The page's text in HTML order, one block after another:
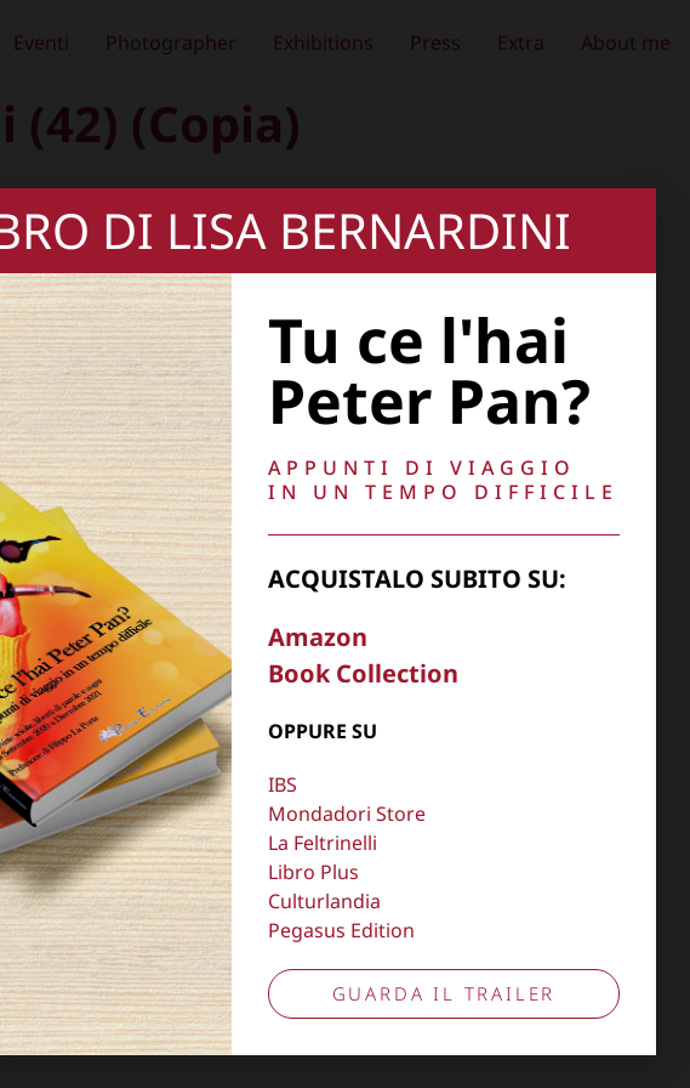
Eventi Photographer Exhibitions Press Extra About me
(Copia)
Copyright © 2026 Lisa Bernardini – P.IVA 14910741009
Cookie PolicyPrivacy Policy
Aggiorna preferenze tracciamento
DI LISA BERNARDINI
Tu ce l'hai
Peter Pan?
APPUNTI DI VIAGGIO
IN UN TEMPO DIFFICILE
ACQUISTALO SUBITO SU:
Amazon
Book Collection
OPPURE SU
IBS
Mondadori Store
La Feltrinelli
Libro Plus
Culturlandia
Pegasus Edition
GUARDA IL TRAILER